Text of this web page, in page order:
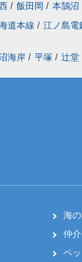
/ 飯田岡 / 本鵠沼
道本線 / 江ノ島電
海岸 / 平塚 / 辻堂
海の
仲
ペ